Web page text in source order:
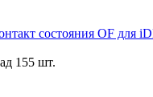
состояния OF для
155 шт.